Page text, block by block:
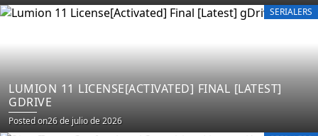
SERIALERS
LUMION 11 LICENSE[ACTIVATED] FINAL [LATEST]
GDRIVE
Posted on26 de julio de 2026